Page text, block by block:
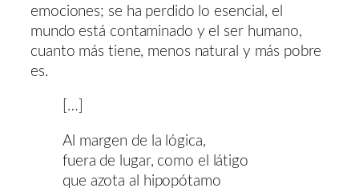
emociones; se ha perdido lo esencial, el
mundo está contaminado y el ser humano,
cuanto más tiene, menos natural y más pobre
es.
[…]
Al margen de la lógica,
fuera de lugar, como el látigo
que azota al hipopótamo